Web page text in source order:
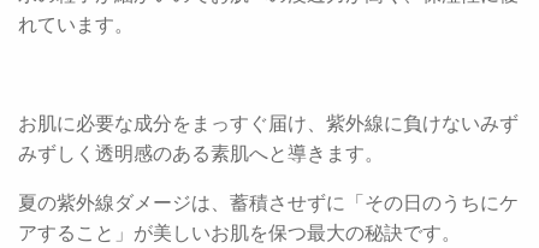
れています。
お肌に必要な成分をまっすぐ届け、紫外線に負けないみず
みずしく透明感のある素肌へと導きます。
夏の紫外線ダメージは、蓄積させずに「その日のうちにケ
アすること」が美しいお肌を保つ最大の秘訣です。